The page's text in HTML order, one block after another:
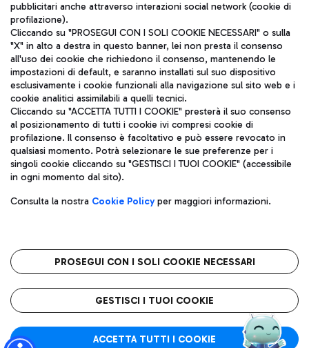
Aeroporti di Roma S.p.A. - Società soggetta a direzione e
coordinamento di Mundys S.p.A.
Codice fiscale e Registro delle Imprese di Roma 13032990155 P.
IVA 06572251004
Capitale sociale 62.224.743,00 int. vers.
Sede legale: Via Pier Paolo Racchetti 1 - 00054 Fiumicino (RM)
telefono +39 06 65951
Privacy policy
Note legali
Roma FCO
L'aeroporto stellato
pubblicitari anche attraverso interazioni social network (cookie di
profilazione).
Cliccando su "PROSEGUI CON I SOLI COOKIE NECESSARI" o sulla
"X" in alto a destra in questo banner, lei non presta il consenso
all'uso dei cookie che richiedono il consenso, mantenendo le
impostazioni di default, e saranno installati sul suo dispositivo
esclusivamente i cookie funzionali alla navigazione sul sito web e i
cookie analitici assimilabili a quelli tecnici.
Cliccando su "ACCETTA TUTTI I COOKIE" presterà il suo consenso
al posizionamento di tutti i cookie ivi compresi cookie di
profilazione. Il consenso è facoltativo e può essere revocato in
qualsiasi momento. Potrà selezionare le sue preferenze per i
singoli cookie cliccando su "GESTISCI I TUOI COOKIE" (accessibile
in ogni momento dal sito).
Consulta la nostra Cookie Policyper maggiori informazioni.
PROSEGUI CON I SOLI COOKIE NECESSARI
GESTISCI I TUOI COOKIE
ACCETTA TUTTI I COOKIE